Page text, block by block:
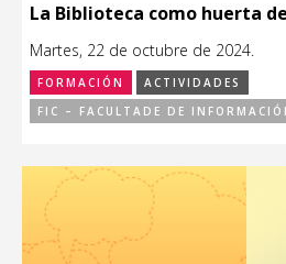
La Biblioteca como huerta
Martes, 22 de octubre de 2024.
FORMACIÓN
ACTIVIDADES
FIC – FACULTADE DE